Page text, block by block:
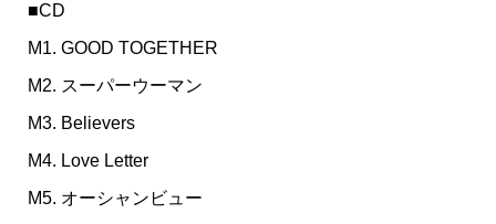
■CD
M1. GOOD TOGETHER
M2. スーパーウーマン
M3. Believers
M4. Love Letter
M5. オーシャンビュー